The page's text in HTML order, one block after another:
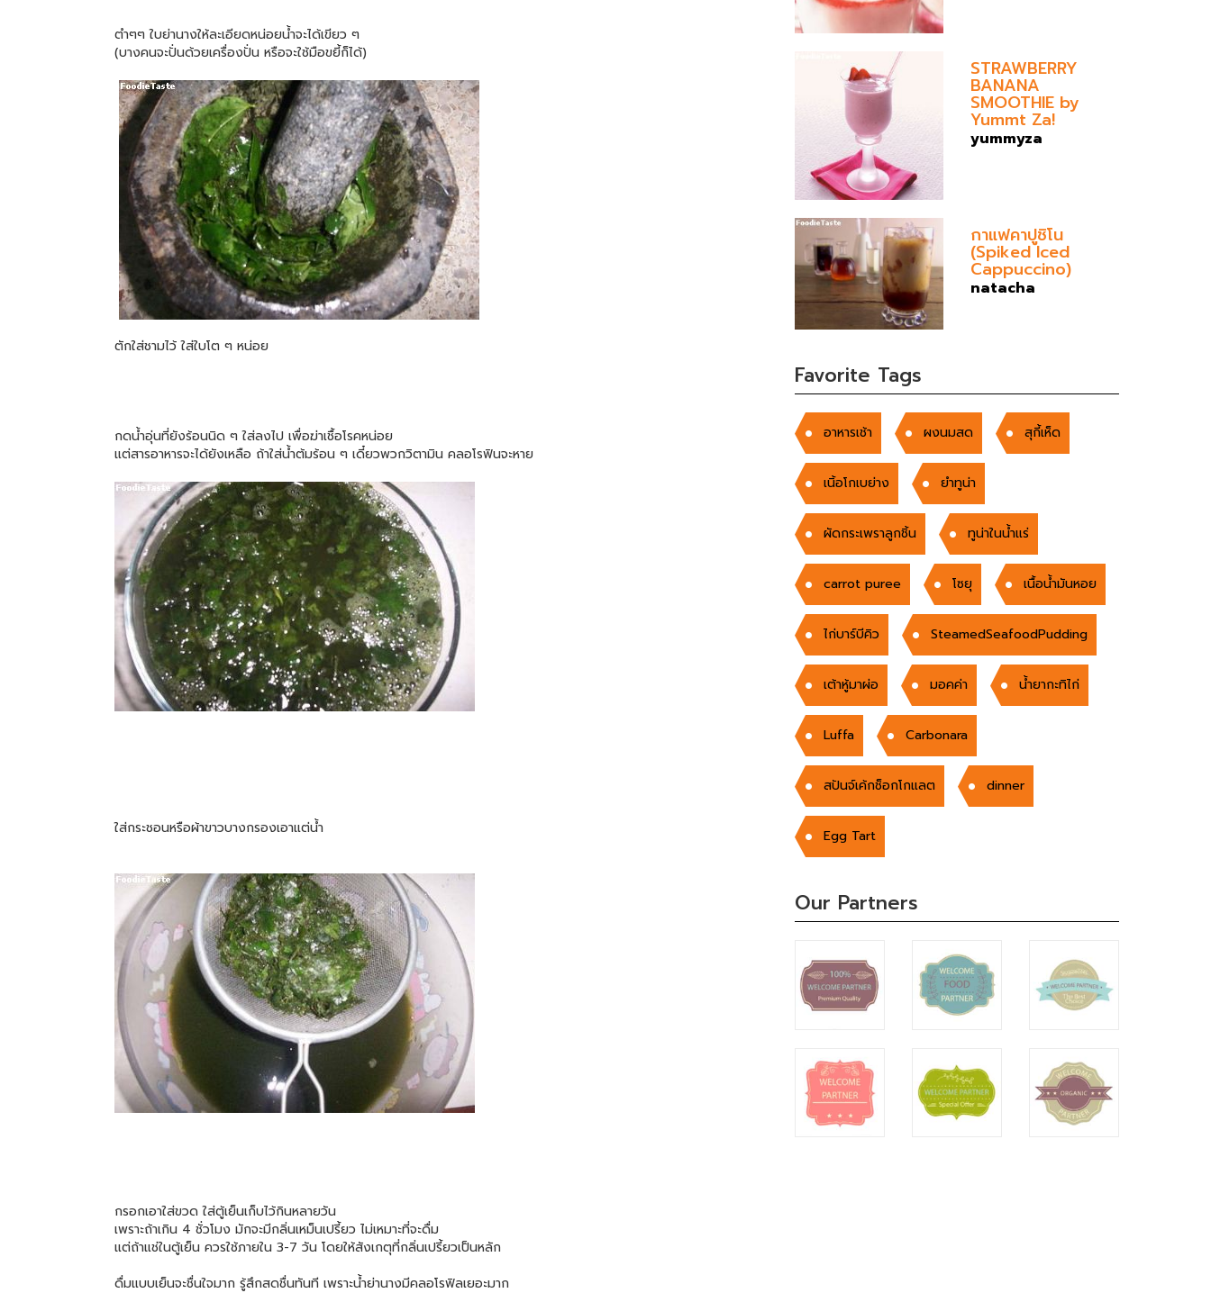
ตำๆๆ ใบย่านางให้ละเอียดหน่อยน้ำจะได้เขียว ๆ
(บางคนจะปั่นด้วยเครื่องปั่น หรือจะใช้มือขยี้ก็ได้)
ตักใส่ชามไว้ ใส่ใบโต ๆ หน่อย
กดน้ำอุ่นที่ยังร้อนนิด ๆ ใส่ลงไป เพื่อฆ่าเชื้อโรคหน่อย
แต่สารอาหารจะได้ยังเหลือ ถ้าใส่น้ำต้มร้อน ๆ เดี๋ยวพวกวิตามิน คลอโรฟินจะหาย
ใส่กระชอนหรือผ้าขาวบางกรองเอาแต่น้ำ
กรอกเอาใส่ขวด ใส่ตู้เย็นเก็บไว้กินหลายวัน
เพราะถ้าเกิน 4 ชั่วโมง มักจะมีกลิ่นเหม็นเปรี้ยว ไม่เหมาะที่จะดื่ม
แต่ถ้าแช่ในตู้เย็น ควรใช้ภายใน 3-7 วัน โดยให้สังเกตุที่กลิ่นเปรี้ยวเป็นหลัก
ดื่มแบบเย็นจะชื่นใจมาก รู้สึกสดชื่นทันที เพราะน้ำย่านางมีคลอโรฟิลเยอะมาก
STRAWBERRY
BANANA
SMOOTHIE by
Yummt Za!
yummyza
กาแฟคาปูชิโน
(Spiked Iced
Cappuccino)
natacha
Favorite Tags
อาหารเช้า ผงนมสด สุกี้เห็ด
เนิ้อโกเบย่าง ยำทูน่า
ผัดกระเพราลูกชิ้น ทูน่าในน้ำแร่
carrot puree โซยุ เนื้อนํ้ามันหอย
ไก่บาร์บีคิว SteamedSeafoodPudding
เต้าหู้มาผ่อ มอคค่า น้ำยากะทิไก่
Luffa Carbonara
สปันจ์เค้กช็อกโกแลต dinner
Egg Tart
Our Partners